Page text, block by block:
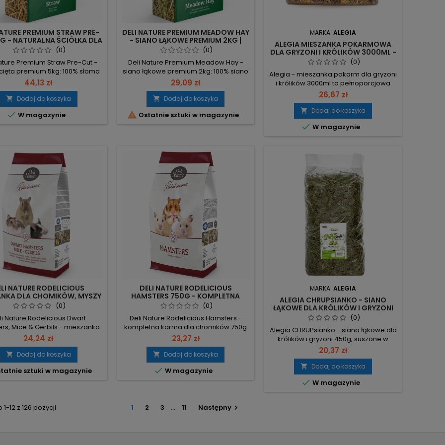
PREMIUM STRAW PRE-
- NATURALNA ŚCIÓŁKA DLA
CZYSTA I CHŁONNA
(0)
Premium Straw Pre-Cut -
premium 5kg: 100% słoma
gotowa ściółka dla
i gryzoni. Waga 5 kg – porcja
do bezpośredniego użycia.
100% słoma pszeniczna – bez
Wartości: 4,4% białko, 41,9%
44,13 zł
 Dodaj do koszyka
 W magazynie
DELI NATURE PREMIUM MEADOW HAY
- SIANO ŁĄKOWE PREMIUM 2KG |
NATURALNE, BOGATE W WŁÓKNO
DLA GRYZONI
(0)
Deli Nature Premium Meadow Hay -
siano łąkowe premium 2kg: 100% siano
łąkowe, gotowe do podania; wspiera
prawidłowe trawienie i naturalne
ścieranie zębów. 100% siano łąkowe –
czysty skład bez dodatków. 26,9%
włókno surowe – wspiera trawienie i
pakowane gotowe...
29,09 zł
 Dodaj do koszyka
 Ostatnie sztuki w magazynie
MARKA:ALEGIA
ALEGIA MIESZANKA POKARMOWA
DLA GRYZONI I KRÓLIKÓW 3000ML -
KOMPLETNE ŻYWIENIE
(0)
Alegia - mieszanka pokarm dla gryzoni
i królików 3000ml to pełnoporcjowa
karma z suszonymi warzywami,
owocami, nasionami oleistymi i
granulatami. Duże wiadro, ręcznie
pakowane, bez dodatków
chemicznych. 3000 ml opakowanie –
26,67 zł
 Dodaj do koszyka
 W magazynie
NATURE RODELICIOUS
DLA CHOMIKÓW, MYSZY
750G -
ROZWÓJ MAŁYCH GRYZONI
(0)
Nature Rodelicious Dwarf
Mice & Gerbils - mieszanka
myszy i myszoskoczków
g to kompozycja prosa, ziół,
warzyw i mączników z
Rodelicious Vitality (2%),
by zaspokoić
24,24 zł
 Dodaj do koszyka
sztuki w magazynie
DELI NATURE RODELICIOUS
HAMSTERS 750G - KOMPLETNA
KARMA DLA CHOMIKÓW, ZDROWIE I
ENERGIA
(0)
Deli Nature Rodelicious Hamsters -
kompletna karma dla chomików 750g
to zbilansowana mieszanka
wspierająca witalność, energię i
trawienie. Waga: 750 g - wygodne
opakowanie do codziennego
podawania. Rodelicious Vitality 4% -
wspomagająca układ trawienny.
23,27 zł
 Dodaj do koszyka
 W magazynie
MARKA:ALEGIA
ALEGIA CHRUPSIANKO - SIANO
ŁĄKOWE DLA KRÓLIKÓW I GRYZONI
450G | NATURALNE, WSPIERA
ZDROWE ZĘBY I TRAWIENIE
(0)
Alegia CHRUPsianko - siano łąkowe dla
królików i gryzoni 450g, suszone w
suszarni i zachowujące naturalne
wartości odżywcze. Waga: 450 g –
gotowe opakowanie do codziennego
podania. Suszone w suszarni –
optymalna wilgotność i dłuższa
20,37 zł
 Dodaj do koszyka
 W magazynie
12 z 126 pozycji 1 2 3 … 11 Następny 